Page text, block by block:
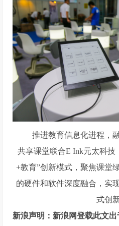
推进教育信息化进程，融
共享课堂联合E Ink元太科技
+教育”创新模式，聚焦课堂
的硬件和软件深度融合，实
式创新
新浪声明：新浪网登载此文出